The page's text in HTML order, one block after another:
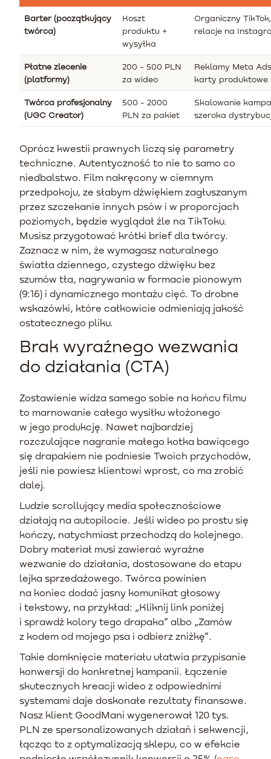
Barter (początkujący
twórca)
Koszt
produktu +
wysyłka
Organiczny TikTok,
relacje na
Płatne zlecenie
(platformy)
200 - 500 PLN
za wideo
Reklamy Meta
karty produktowe
Twórca profesjonalny
(UGC Creator)
500 - 2000
PLN za pakiet
Skalowanie
szeroka
Oprócz kwestii prawnych liczą się parametry
techniczne. Autentyczność to nie to samo co
niedbalstwo. Film nakręcony w ciemnym
przedpokoju, ze słabym dźwiękiem zagłuszanym
przez szczekanie innych psów i w proporcjach
poziomych, będzie wyglądał źle na TikToku.
Musisz przygotować krótki brief dla twórcy.
Zaznacz w nim, że wymagasz naturalnego
światła dziennego, czystego dźwięku bez
szumów tła, nagrywania w formacie pionowym
(9:16) i dynamicznego montażu cięć. To drobne
wskazówki, które całkowicie odmieniają jakość
ostatecznego pliku.
Brak wyraźnego wezwania
do działania (CTA)
Zostawienie widza samego sobie na końcu filmu
to marnowanie całego wysiłku włożonego
w jego produkcję. Nawet najbardziej
rozczulające nagranie małego kotka bawiącego
się drapakiem nie podniesie Twoich przychodów,
jeśli nie powiesz klientowi wprost, co ma zrobić
dalej.
Ludzie scrollujący media społecznościowe
działają na autopilocie. Jeśli wideo po prostu się
kończy, natychmiast przechodzą do kolejnego.
Dobry materiał musi zawierać wyraźne
wezwanie do działania, dostosowane do etapu
lejka sprzedażowego. Twórca powinien
na koniec dodać jasny komunikat głosowy
i tekstowy, na przykład: „Kliknij link poniżej
i sprawdź kolory tego drapaka” albo „Zamów
z kodem od mojego psa i odbierz zniżkę”.
Takie domknięcie materiału ułatwia przypisanie
konwersji do konkretnej kampanii. Łączenie
skutecznych kreacji wideo z odpowiednimi
systemami daje doskonałe rezultaty finansowe.
Nasz klient GoodMani wygenerował 120 tys.
PLN ze spersonalizowanych działań i sekwencji,
łącząc to z optymalizacją sklepu, co w efekcie